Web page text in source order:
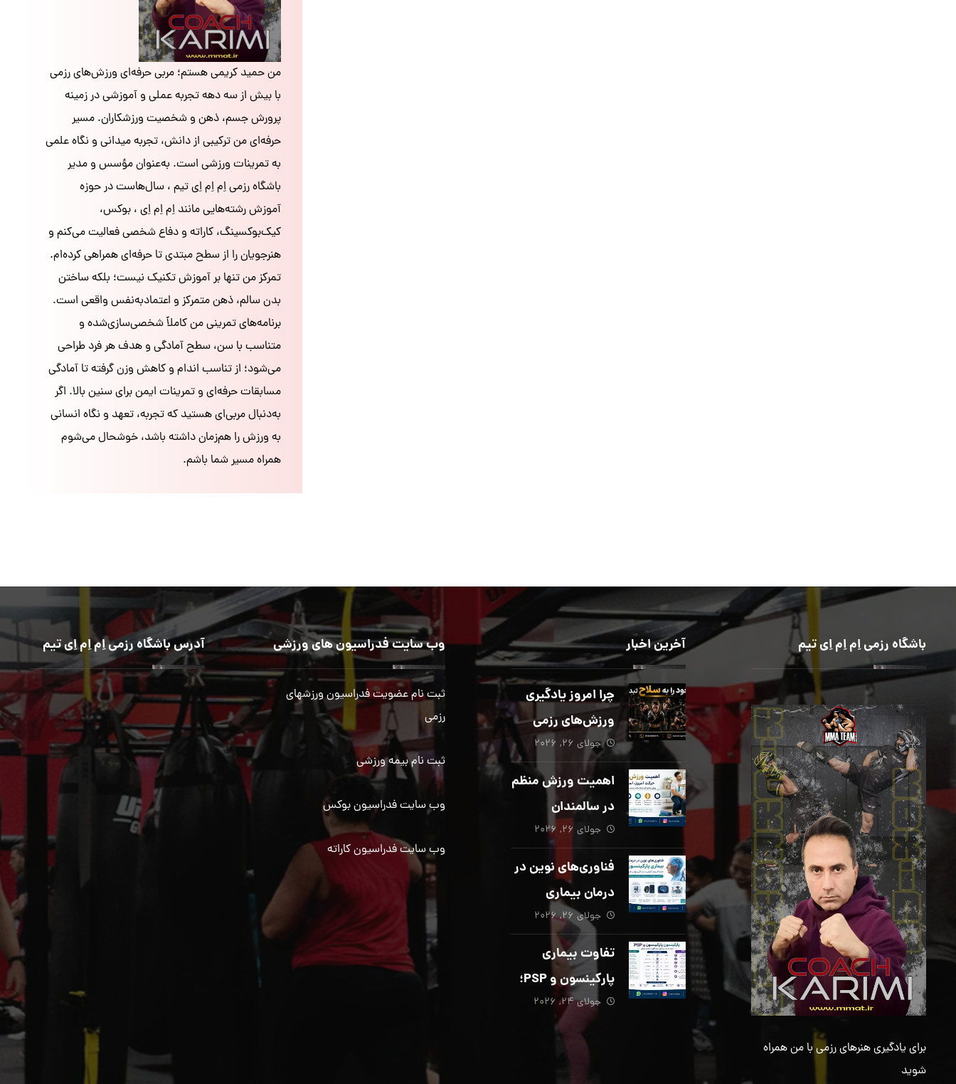
من حمید کریمی هستم؛ مربی حرفه‌ای ورزش‌های رزمی
با بیش از سه دهه تجربه عملی و آموزشی در زمینه
پرورش جسم، ذهن و شخصیت ورزشکاران. مسیر
حرفه‌ای من ترکیبی از دانش، تجربه میدانی و نگاه علمی
به تمرینات ورزشی است. به‌عنوان مؤسس و مدیر
باشگاه رزمی اِم اِم اِی تیم ، سال‌هاست در حوزه
آموزش رشته‌هایی مانند اِم اِم اِی ، بوکس،
کیک‌بوکسینگ، کاراته و دفاع شخصی فعالیت می‌کنم و
هنرجویان را از سطح مبتدی تا حرفه‌ای همراهی کرده‌ام.
تمرکز من تنها بر آموزش تکنیک نیست؛ بلکه ساختن
بدن سالم، ذهن متمرکز و اعتمادبه‌نفس واقعی است.
برنامه‌های تمرینی من کاملاً شخصی‌سازی‌شده و
متناسب با سن، سطح آمادگی و هدف هر فرد طراحی
می‌شود؛ از تناسب اندام و کاهش وزن گرفته تا آمادگی
مسابقات حرفه‌ای و تمرینات ایمن برای سنین بالا. اگر
به‌دنبال مربی‌ای هستید که تجربه، تعهد و نگاه انسانی
به ورزش را هم‌زمان داشته باشد، خوشحال می‌شوم
همراه مسیر شما باشم.
باشگاه رزمی اِم اِم اِی تیم
برای یادگیری هنرهای رزمی با من همراه
شوید
آخرین اخبار
چرا امروز یادگیری
ورزش‌های رزمی
بیش از هر زمان
دیگری ضروری
است؟
جولای ۲۶, ۲۰۲۶
اهمیت ورزش منظم
در سالمندان
جولای ۲۶, ۲۰۲۶
فناوری‌های نوین در
درمان بیماری
پارکینسون؛ از هوش
مصنوعی تا تحریک
عمقی مغز
جولای ۲۶, ۲۰۲۶
تفاوت بیماری
پارکینسون و PSP؛
از تشخیص تا
توانبخشی تخصصی
در منزل_بخش پنجم
جولای ۲۴, ۲۰۲۶
وب سایت فدراسیون های ورزشی
ثبت نام عضویت فدراسیون ورزشهای
رزمی
ثبت نام بیمه ورزشی
وب سایت فدراسیون بوکس
وب سایت فدراسیون کاراته
آدرس باشگاه رزمی اِم اِم اِی تیم